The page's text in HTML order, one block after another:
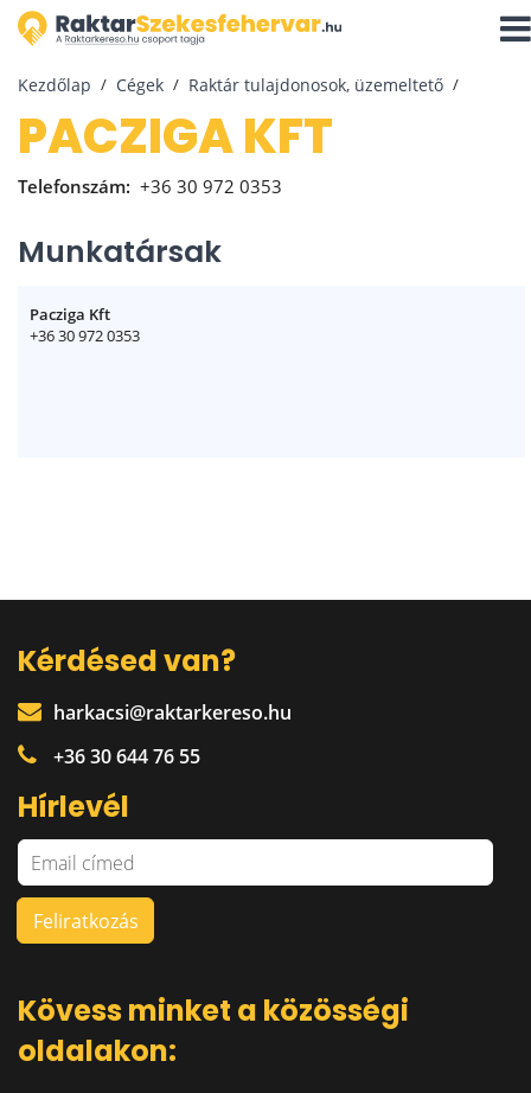
Kezdőlap Cégek Raktár tulajdonosok, üzemeltető
PACZIGA KFT
Telefonszám: +36 30 972 0353
Munkatársak
Pacziga Kft
+36 30 972 0353
Kérdésed van?
harkacsi@raktarkereso.hu
+36 30 644 76 55
Hírlevél
Kövess minket a közösségi
oldalakon: